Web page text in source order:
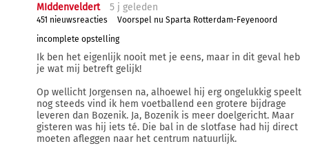
MIddenveldert 5 j geleden
451 nieuwsreacties
Voorspel nu Sparta Rotterdam-Feyenoord
incomplete opstelling
Ik ben het eigenlijk nooit met je eens, maar in dit geval heb
je wat mij betreft gelijk!
Op wellicht Jorgensen na, alhoewel hij erg ongelukkig speelt
nog steeds vind ik hem voetballend een grotere bijdrage
leveren dan Bozenik. Ja, Bozenik is meer doelgericht. Maar
gisteren was hij iets té. Die bal in de slotfase had hij direct
moeten afleggen naar het centrum natuurlijk.